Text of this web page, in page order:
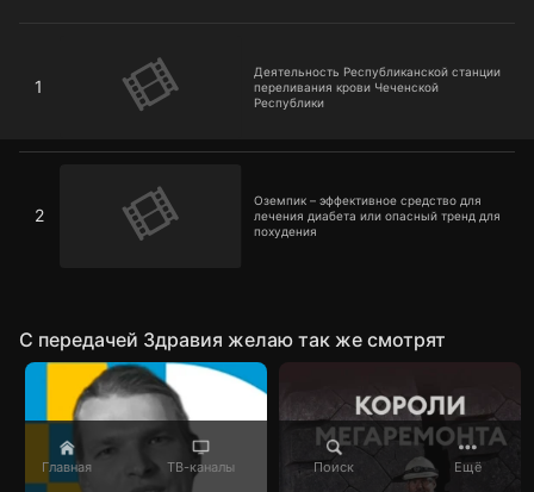
Главная ТВ-каналы Поиск Ещё
1
Деятельность Республиканской станции
переливания крови Чеченской
Республики
2
Оземпик – эффективное средство для
лечения диабета или опасный тренд для
похудения
C передачей Здравия желаю так же смотрят